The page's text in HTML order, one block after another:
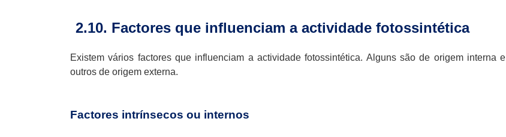
2.10. Factores que influenciam a actividade fotossintética
Existem vários factores que influenciam a actividade fotossintética. Alguns são de origem interna e
outros de origem externa.
Factores intrínsecos ou internos